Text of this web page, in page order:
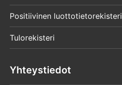
Positiivinen luottotietorekisteri
Tulorekisteri
Yhteystiedot